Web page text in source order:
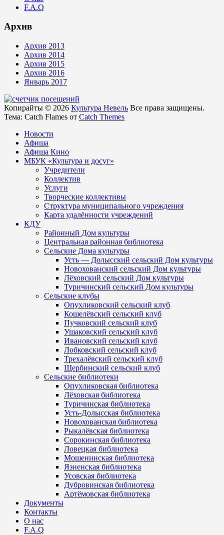
F.A.Q
Архив
Архив 2013
Архив 2014
Архив 2015
Архив 2016
Январь 2017
Копирайты © 2026 Культура Невель Все права защищены.
Тема: Catch Flames от Catch Themes
Новости
Афиша
Афиша Кино
МБУК «Культура и досуг»
Учредители
Коллектив
Услуги
Творческие коллективы
Структура муниципального учреждения
Карта удалённости учреждений
КДУ
Районный Дом культуры
Центральная районная библиотека
Сельские Дома культуры
Усть — Долысский сельский Дом культуры
Новохованский сельский Дом культуры
Лёховский сельский Дом культуры
Туричинский сельский Дом культуры
Сельские клубы
Опухликовский сельский клуб
Кошелёвский сельский клуб
Пучковский сельский клуб
Ушаковский сельский клуб
Ивановский сельский клуб
Лобковский сельский клуб
Трехалёвский сельский клуб
Щербинский сельский клуб
Сельские библиотеки
Опухликовская библиотека
Лёховская библиотека
Туричинская библиотека
Усть-Долысская библиотека
Новохованская библиотека
Рыкалёвская библиотека
Сорокинская библиотека
Ловецкая библиотека
Мошенинская библиотека
Язненская библиотека
Усовская библиотека
Дубровинская библиотека
Артёмовская библиотека
Документы
Контакты
О нас
F.A.Q